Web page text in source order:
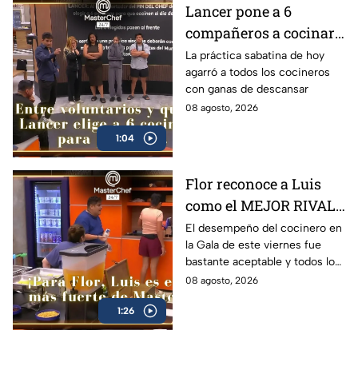
1:04
Lancer pone a 6
compañeros a cocinar
para TODOS y Luis se
queja: '¿Premio o
castigo?' (VIDEO)
La práctica sabatina de hoy
agarró a todos los cocineros
con ganas de descansar
08 agosto, 2026
1:26
Flor reconoce a Luis
como el MEJOR RIVAL
de MasterChef 24/7: 'Te
vas a quedar' (VIDEO)
El desempeño del cocinero en
la Gala de este viernes fue
bastante aceptable y todos lo
notaron
08 agosto, 2026